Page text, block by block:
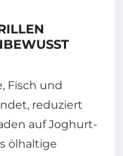
Fisch und
reduziert
auf Joghurt-
ölhaltige